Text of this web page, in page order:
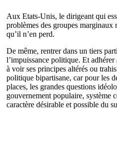
Aux Etats-Unis, le dirigeant qui
problèmes des groupes
qu’il n’en perd.
De même, rentrer dans un tiers
l’impuissance politique. Et
à voir ses principes altérés ou
politique bipartisane, car pour les
places, les grandes questions
gouvernement populaire, système
caractère désirable et possible du